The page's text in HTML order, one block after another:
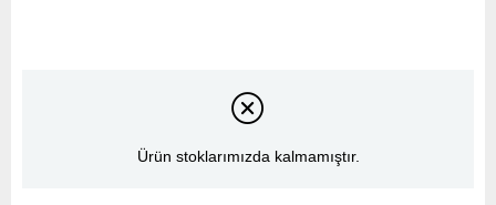
Ürün stoklarımızda kalmamıştır.